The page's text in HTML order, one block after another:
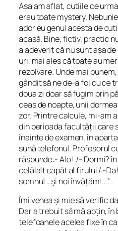
Așa am aflat, cutiile ce
erau toate mystery.
ador eu genul acesta de
acasă. Bine, fictiv, practic
a adeverit că nu sunt așa
uri, mai ales că toate au
rezolvare. Unde mai
gândit să ne de-a foi cu ce
doua zi doar să fugim prin
ceas de noapte, unii
zor. Printre calcule, mi-am
din perioada facultății care
înainte de examen, în
sună telefonul. Profesorul
răspunde:- Alo! /- Dormi?
celălalt capăt al firului / -
somnul …și noi învățăm!…” .
Îmi venea și mie să verific
Dar a trebuit să mă abțin, în
telefoanele acelea fixe în